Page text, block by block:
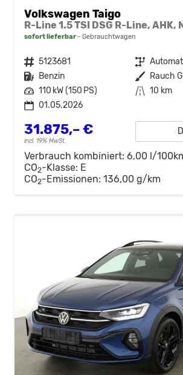
Volkswagen Taigo
sofort lieferbar Gebrauchtwagen
Fahrzeugnr. 5123681 Getriebe
Kraftstoff Benzin Außenfarbe Rauch
Leistung 110 kW (150 PS) Kilometerstand 10 km
01.05.2026
31.875,– €
incl. 19% MwSt.
Verbrauch kombiniert: 6,00 l/
CO2-Klasse: E
CO2-Emissionen: 136,00 g/km